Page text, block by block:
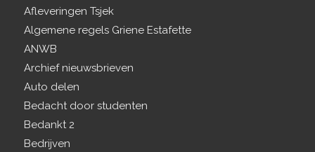
Afleveringen Tsjek
Algemene regels Griene Estafette
ANWB
Archief nieuwsbrieven
Auto delen
Bedacht door studenten
Bedankt 2
Bedrijven